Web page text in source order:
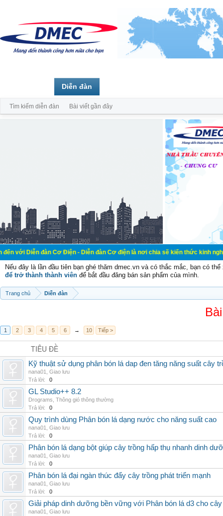
đàn Cơ Điện - Diễn đàn Cơ điện là nơi chia sẽ kiến thức kinh nghiệm
Nếu đây là lần đầu tiên bạn ghé thăm dmec.vn và có thắc mắc, bạn có
để trở thành thành viên để bắt đầu đăng bán sản phẩm của mình.
Trang chủ Diễn đàn
1 2 3 4 5 6 → 10 Tiếp >
TIÊU ĐỀ
Kỹ thuật sử dụng phân bón lá dap đen tăng năng suất cây
nana01
Giao lưu
Trả lời:
0
GL Studio++ 8.2
Drograms Thông gió thông thường
Trả lời:
0
Quy trình dùng Phân bón lá dạng nước cho năng suất cao
nana01
Giao lưu
Trả lời:
0
Phân bón lá dạng bột giúp cây trồng hấp thụ nhanh dinh
nana01
Giao lưu
Trả lời:
0
Phân bón lá đại ngàn thúc đẩy cây trồng phát triển mạnh
nana01
Giao lưu
Trả lời:
0
Giải pháp dinh dưỡng bền vững với Phân bón lá d3 cho cây
nana01
Giao lưu
Diễn đàn
Tìm kiếm diễn đàn Bài viết gần đây